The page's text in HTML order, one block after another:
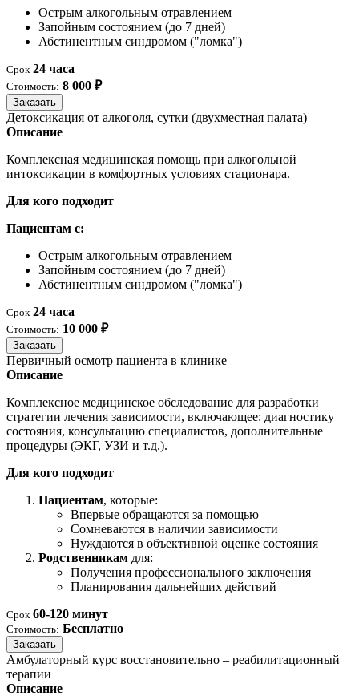
Острым алкогольным отравлением
Запойным состоянием (до 7 дней)
Абстинентным синдромом ("ломка")
Срок 24 часа
Стоимость: 8 000 ₽
Заказать
Детоксикация от алкоголя, сутки (двухместная палата)
Описание
Комплексная медицинская помощь при алкогольной
интоксикации в комфортных условиях стационара.
Для кого подходит
Пациентам с:
Острым алкогольным отравлением
Запойным состоянием (до 7 дней)
Абстинентным синдромом ("ломка")
Срок 24 часа
Стоимость: 10 000 ₽
Заказать
Первичный осмотр пациента в клинике
Описание
Комплексное медицинское обследование для разработки
стратегии лечения зависимости, включающее: диагностику
состояния, консультацию специалистов, дополнительные
процедуры (ЭКГ, УЗИ и т.д.).
Для кого подходит
Пациентам, которые:
Впервые обращаются за помощью
Сомневаются в наличии зависимости
Нуждаются в объективной оценке состояния
Родственникам для:
Получения профессионального заключения
Планирования дальнейших действий
Срок 60-120 минут
Стоимость: Бесплатно
Заказать
Амбулаторный курс восстановительно – реабилитационный
терапии
Описание